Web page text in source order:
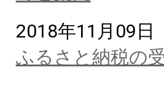
2018年11月09日
ふるさと納税の